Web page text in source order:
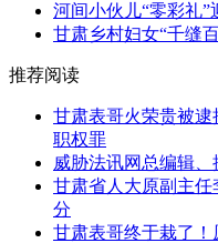
河间小伙儿“零彩礼”
甘肃乡村妇女“千缝
推荐阅读
甘肃表哥火荣贵被逮
职权罪
威胁法讯网总编辑
甘肃省人大原副主
分
甘肃表哥终于栽了